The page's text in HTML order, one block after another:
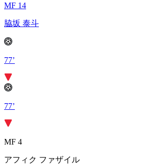
MF 14
脇坂 泰斗
77’
77’
MF 4
アフィク ファザイル